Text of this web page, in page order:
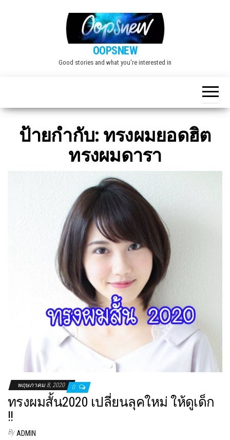
OOPSNEW
Good stories and what you're interested in
ป้ายกำกับ: ทรงผมยอดฮิต
ทรงผมดารา
พฤษภาคม 8, 2020 0
ทรงผมสั้น2020 เปลี่ยนลุคใหม่ ให้ดูเด็ก
!!
By ADMIN